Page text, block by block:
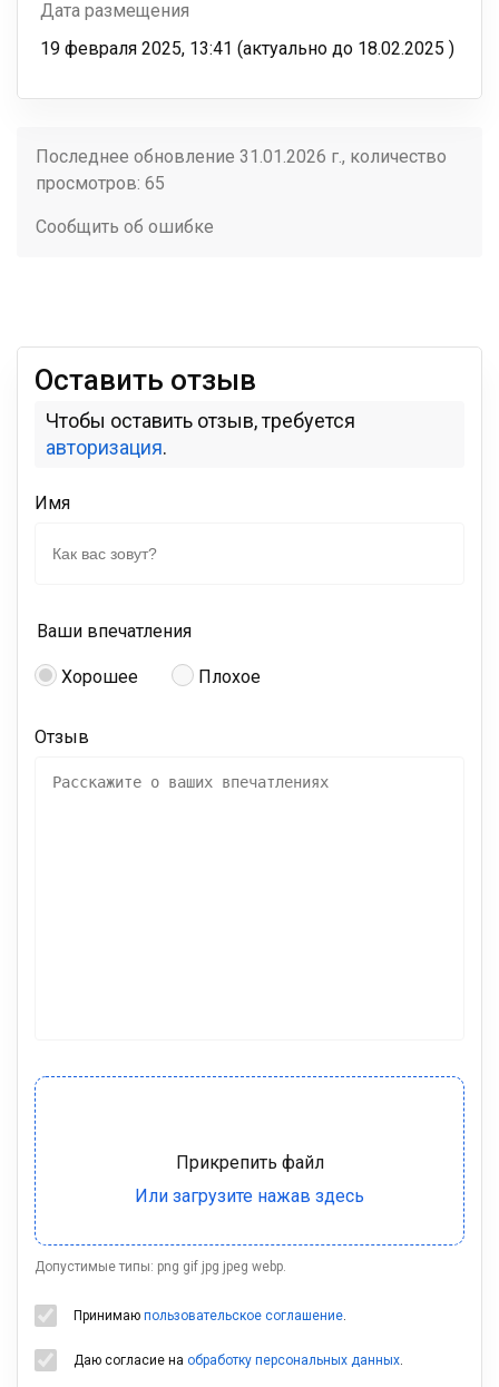
Дата размещения
19 февраля 2025, 13:41 (актуально до 18.02.2025 )
Последнее обновление 31.01.2026 г., количество
просмотров: 65
Сообщить об ошибке
Оставить отзыв
Чтобы оставить отзыв, требуется
авторизация.
Имя
Ваши впечатления
Хорошее Плохое
Отзыв
Допустимые типы: png gif jpg jpeg webp.
Принимаю пользовательское соглашение.
Даю согласие на обработку персональных данных.